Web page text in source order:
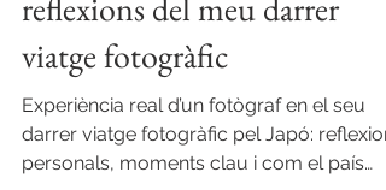
reflexions del meu darrer
viatge fotogràfic
Experiència real d’un fotògraf en el seu
darrer viatge fotogràfic pel Japó: